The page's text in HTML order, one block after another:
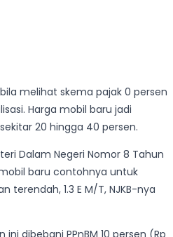
melihat skema pajak 0 persen
Harga mobil baru jadi
20 hingga 40 persen.
Dalam Negeri Nomor 8 Tahun
baru contohnya untuk
terendah, 1.3 E M/T, NJKB-nya